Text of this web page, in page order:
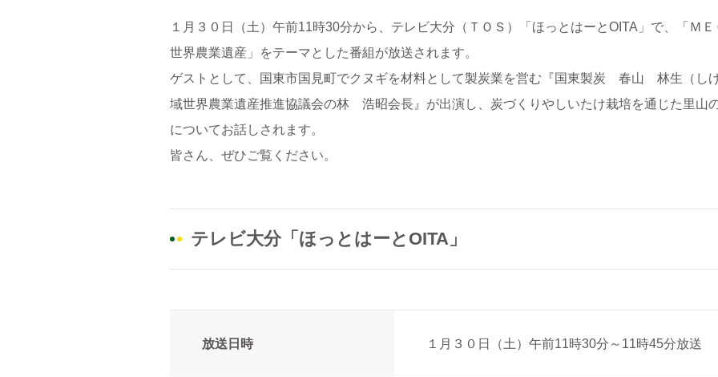
１月３０日（土）午前11時30分から、テレビ大分（ＴＯＳ）「ほっとはーとOITA」で、「Ｍ
世界農業遺産」をテーマとした番組が放送されます。
ゲストとして、国東市国見町でクヌギを材料として製炭業を営む『国東製炭 春山 林生（し
域世界農業遺産推進協議会の林 浩昭会長』が出演し、炭づくりやしいたけ栽培を通じた里山
についてお話しされます。
皆さん、ぜひご覧ください。
テレビ大分「ほっとはーとOITA」
放送日時 １月３０日（土）午前11時30分～11時45分放送